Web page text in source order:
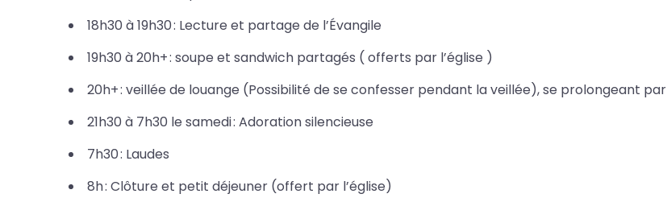
18h30 à 19h30 : Lecture et partage de l’Évangile
19h30 à 20h+ : soupe et sandwich partagés ( offerts par l’église )
20h+ : veillée de louange (Possibilité de se confesser pendant la veillée), se prolongeant par
21h30 à 7h30 le samedi : Adoration silencieuse
7h30 : Laudes
8h : Clôture et petit déjeuner (offert par l’église)